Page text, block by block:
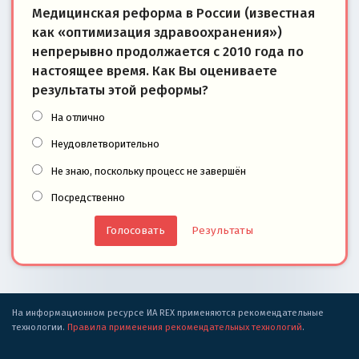
Медицинская реформа в России (известная
как «оптимизация здравоохранения»)
непрерывно продолжается с 2010 года по
настоящее время. Как Вы оцениваете
результаты этой реформы?
На отлично
Неудовлетворительно
Не знаю, поскольку процесс не завершён
Посредственно
Результаты
На информационном ресурсе ИА REX применяются рекомендательные
технологии. Правила применения рекомендательных технологий.